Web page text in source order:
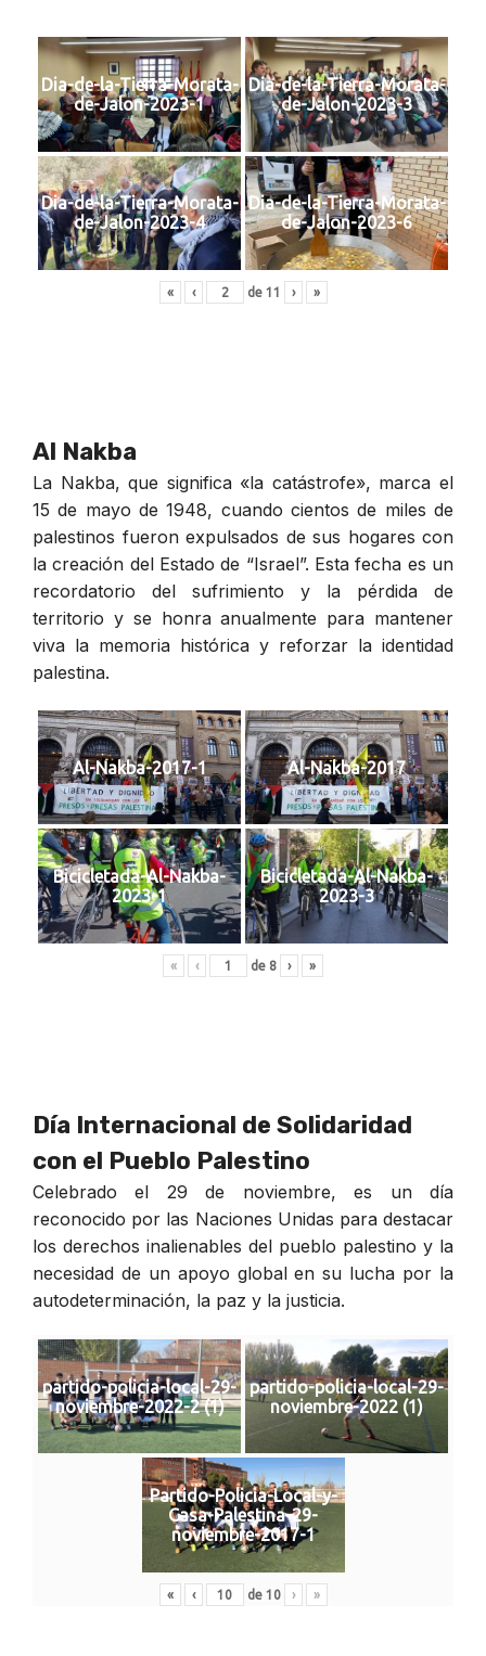
Dia-de-la-Tierra-Morata-
de-Jalon-2023-1
Dia-de-la-Tierra-Morata-
de-Jalon-2023-3
Dia-de-la-Tierra-Morata-
de-Jalon-2023-4
Dia-de-la-Tierra-Morata-
de-Jalon-2023-6
« ‹ de 11 › »
Al Nakba
La Nakba, que significa «la catástrofe», marca el
15 de mayo de 1948, cuando cientos de miles de
palestinos fueron expulsados de sus hogares con
la creación del Estado de “Israel”. Esta fecha es un
recordatorio del sufrimiento y la pérdida de
territorio y se honra anualmente para mantener
viva la memoria histórica y reforzar la identidad
palestina.
Al-Nakba-2017-1 Al-Nakba-2017
Bicicletada-Al-Nakba-
2023-1
Bicicletada-Al-Nakba-
2023-3
« ‹ de 8 › »
Día Internacional de Solidaridad
con el Pueblo Palestino
Celebrado el 29 de noviembre, es un día
reconocido por las Naciones Unidas para destacar
los derechos inalienables del pueblo palestino y la
necesidad de un apoyo global en su lucha por la
autodeterminación, la paz y la justicia.
partido-policia-local-29-
noviembre-2022-2 (1)
partido-policia-local-29-
noviembre-2022 (1)
Partido-Policia-Local-y-
Casa-Palestina-29-
noviembre-2017-1
« ‹ de 10 › »